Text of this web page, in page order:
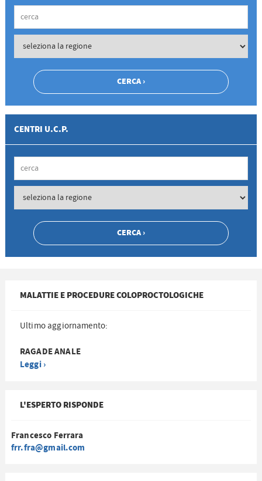
CENTRI U.C.P.
MALATTIE E PROCEDURE COLOPROCTOLOGICHE
Ultimo aggiornamento:
RAGADE ANALE
Leggi ›
L'ESPERTO RISPONDE
Francesco Ferrara
frr.fra@gmail.com